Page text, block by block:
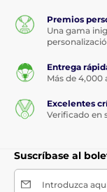
Premios
Una gama
Entrega
Más de
Excelentes
Verificado en
Suscríbase al
Introduzca